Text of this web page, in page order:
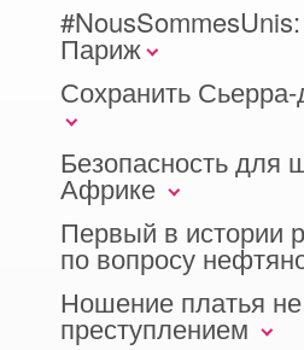
Париж
Сохранить
Безопасность
Африке
Первый в истории
по вопросу
Ношение платья
преступлением